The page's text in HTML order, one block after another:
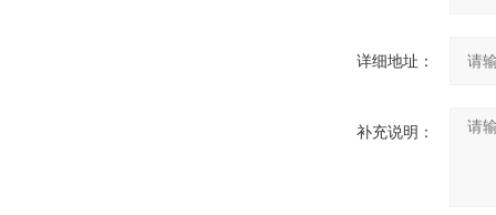
详细地址：
补充说明：